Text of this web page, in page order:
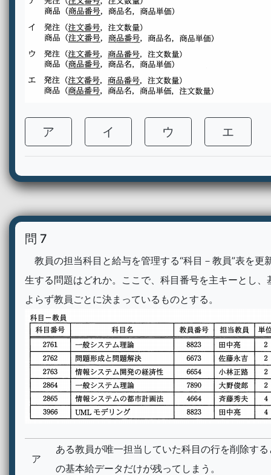
ア イ ウ エ
問 7
教員の担当科目と給与を管理する“科目－教員”表を更
生する問題はどれか。ここで、科目番号を主キーとし、
よらず教員ごとに決まっているものとする。
ア
ある教員が唯一担当していた科目の行を削除す
の基本給データだけが残ってしまう。